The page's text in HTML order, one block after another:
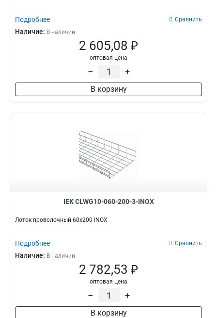
Подробнее Сравнить
Наличие: В наличии
2 605,08 ₽
оптовая цена
– +
В корзину
IEK CLWG10-060-200-3-INOX
Лоток проволочный 60х200 INOX
Подробнее Сравнить
Наличие: В наличии
2 782,53 ₽
оптовая цена
– +
В корзину